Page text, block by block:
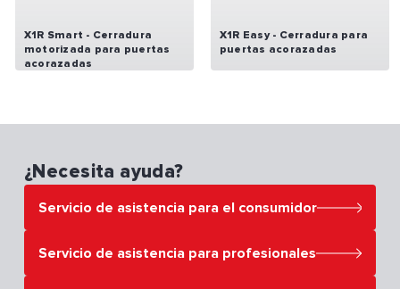
X1R Smart - Cerradura
motorizada para puertas
acorazadas
X1R Easy - Cerradura para
puertas acorazadas
¿Necesita ayuda?
Servicio de asistencia para el consumidor
Servicio de asistencia para profesionales